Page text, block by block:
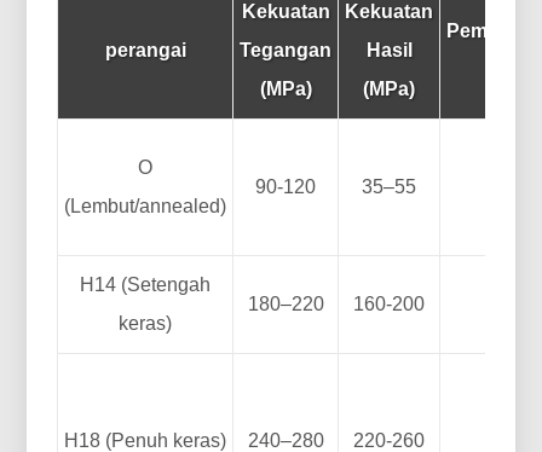
perangai
Kekuatan
Tegangan
(MPa)
Kekuatan
Hasil
(MPa)
O
(Lembut/annealed)
90-120 35–55
H14 (Setengah
keras)
180–220 160-200
H18 (Penuh keras) 240–280 220-260